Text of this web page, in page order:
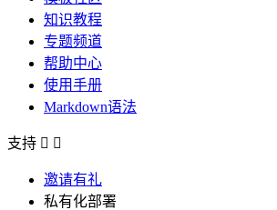
知识教程
专题频道
帮助中心
使用手册
Markdown语法
支持  
邀请有礼
私有化部署